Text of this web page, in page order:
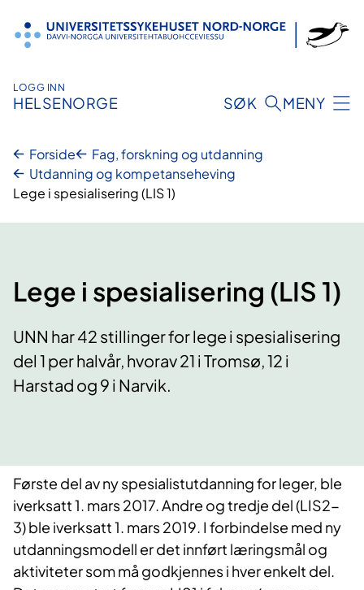
innhold
LOGG INN
HELSENORGE SØK MENY
Forside
Fag, forskning og utdanning
Utdanning og kompetanseheving
Lege i spesialisering (LIS 1)
Lege i spesialisering (LIS 1)
UNN har 42 stillinger for lege i spesialisering
del 1 per halvår, hvorav 21 i Tromsø, 12 i
Harstad og 9 i Narvik.
Første del av ny spesialistutdanning for leger, ble
iverksatt 1. mars 2017. Andre og tredje del (LIS2-
3) ble iverksatt 1. mars 2019. I forbindelse med ny
utdanningsmodell er det innført læringsmål og
aktiviteter som må godkjennes i hver enkelt del.